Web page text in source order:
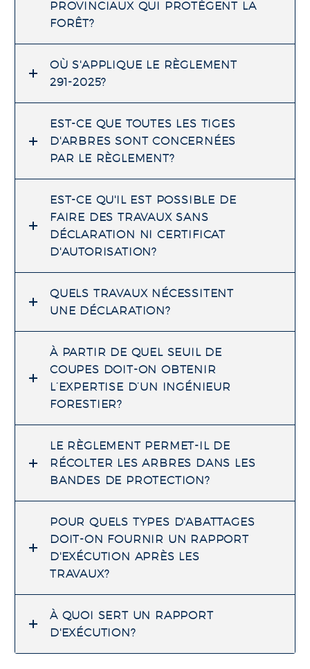
PROVINCIAUX QUI PROTÈGENT LA
FORÊT?
OÙ S'APPLIQUE LE RÈGLEMENT
291-2025?
EST-CE QUE TOUTES LES TIGES
D'ARBRES SONT CONCERNÉES
PAR LE RÈGLEMENT?
EST-CE QU'IL EST POSSIBLE DE
FAIRE DES TRAVAUX SANS
DÉCLARATION NI CERTIFICAT
D'AUTORISATION?
QUELS TRAVAUX NÉCESSITENT
UNE DÉCLARATION?
À PARTIR DE QUEL SEUIL DE
COUPES DOIT-ON OBTENIR
L’EXPERTISE D’UN INGÉNIEUR
FORESTIER?
LE RÈGLEMENT PERMET-IL DE
RÉCOLTER LES ARBRES DANS LES
BANDES DE PROTECTION?
POUR QUELS TYPES D'ABATTAGES
DOIT-ON FOURNIR UN RAPPORT
D'EXÉCUTION APRÈS LES
TRAVAUX?
À QUOI SERT UN RAPPORT
D'EXÉCUTION?